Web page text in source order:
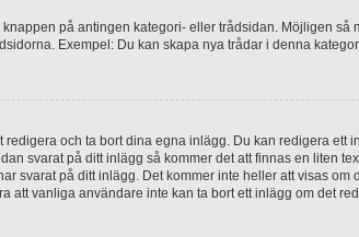
på antingen kategori- eller trådsidan. Möjligen
Exempel: Du kan skapa nya trådar i denna
och ta bort dina egna inlägg. Du kan redigera
svarat på ditt inlägg så kommer det att finnas en liten
svarat på ditt inlägg. Det kommer inte heller att visas
att vanliga användare inte kan ta bort ett inlägg om det